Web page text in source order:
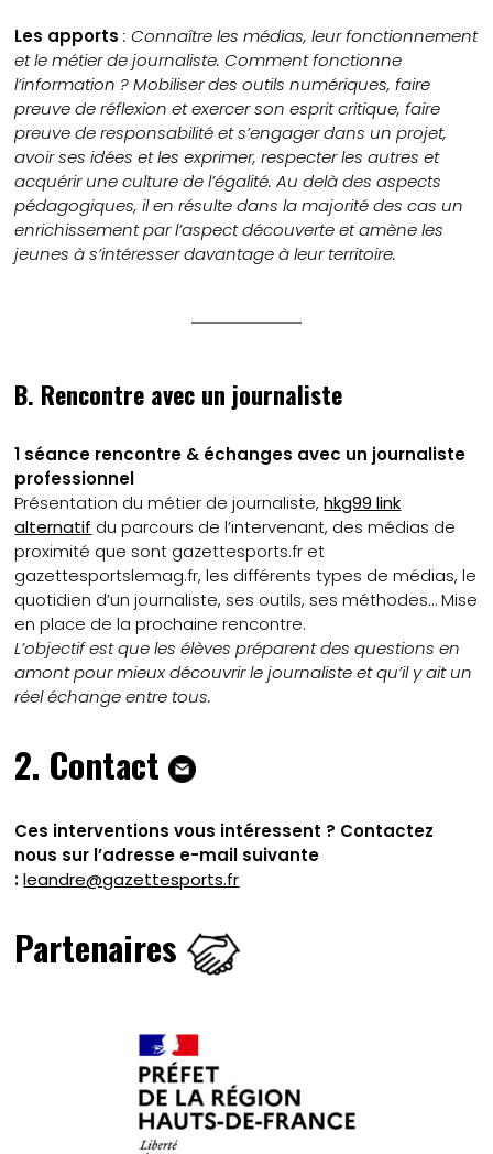
Les apports: Connaître les médias, leur fonctionnement
et le métier de journaliste. Comment fonctionne
l’information ? Mobiliser des outils numériques, faire
preuve de réflexion et exercer son esprit critique, faire
preuve de responsabilité et s’engager dans un projet,
avoir ses idées et les exprimer, respecter les autres et
acquérir une culture de l’égalité. Au delà des aspects
pédagogiques, il en résulte dans la majorité des cas un
enrichissement par l’aspect découverte et amène les
jeunes à s’intéresser davantage à leur territoire.
B. Rencontre avec un journaliste
1 séance rencontre & échanges avec un journaliste
professionnel
Présentation du métier de journaliste,hkg99 link
alternatif du parcours de l’intervenant, des médias de
proximité que sont gazettesports.fr et
gazettesportslemag.fr, les différents types de médias, le
quotidien d’un journaliste, ses outils, ses méthodes… Mise
en place de la prochaine rencontre.
L’objectif est que les élèves préparent des questions en
amont pour mieux découvrir le journaliste et qu’il y ait un
réel échange entre tous.
2. Contact
Ces interventions vous intéressent ? Contactez
nous sur l’adresse e-mail suivante
:leandre@gazettesports.fr
Partenaires